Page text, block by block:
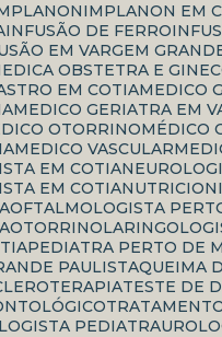
IMPLANON EM
INFUSÃO DE FERRO
EM VARGEM
MEDICA OBSTETRA E
EM COTIA
MEDICO GERIATRA EM
OTORRINO
MEDICO VASCULAR
EM COTIA
EM COTIA
OFTALMOLOGISTA
PEDIATRA PERTO DE
PAULISTA
QUEIMA
TESTE DE
PEDIATRA